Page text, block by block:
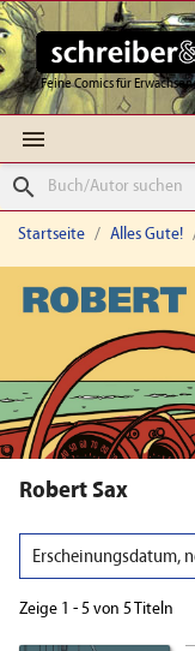
Feine Comics für

search
Startseite Alles Gute!
Robert Sax
Erscheinungsdatum,
Zeige 1 - 5 von 5 Titeln